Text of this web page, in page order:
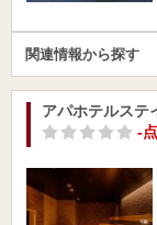
関連情報から探す
アパホテルステ
-点